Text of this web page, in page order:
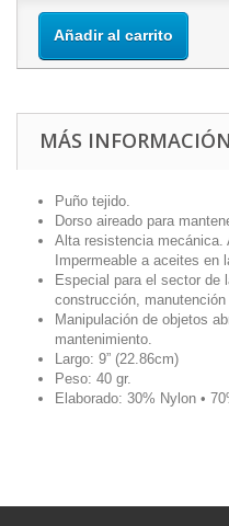
Añadir al carrito
MÁS INFORMACIÓN
Puño tejido.
Dorso aireado para
Alta resistencia mecánica.
Impermeable a aceites en
Especial para el sector de
construcción,
Manipulación de objetos
mantenimiento.
Largo: 9” (22.86cm)
Peso: 40 gr.
Elaborado: 30% Nylon •